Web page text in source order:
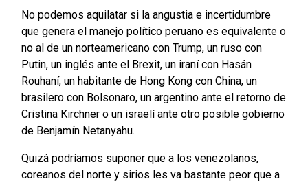
No podemos aquilatar si la angustia e incertidumbre
que genera el manejo político peruano es equivalente o
no al de un norteamericano con Trump, un ruso con
Putin, un inglés ante el Brexit, un iraní con Hasán
Rouhaní, un habitante de Hong Kong con China, un
brasilero con Bolsonaro, un argentino ante el retorno de
Cristina Kirchner o un israelí ante otro posible gobierno
de Benjamín Netanyahu.
Quizá podríamos suponer que a los venezolanos,
coreanos del norte y sirios les va bastante peor que a